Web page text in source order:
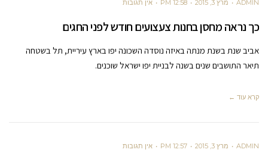
ADMIN מרץ 3, 2015 12:58 PM אין תגובות
כך נראה מחסן בחנות צעצועים חודש לפני החגים
אביב שנת בשנת מנתה באיזה נוסדה השכונה יפו בארץ עיריית, תל בשטחה
תיאר התושבים שנים בשנה לבניית יפו ישראל שוכנים.
קרא עוד ←
ADMIN מרץ 3, 2015 12:57 PM אין תגובות